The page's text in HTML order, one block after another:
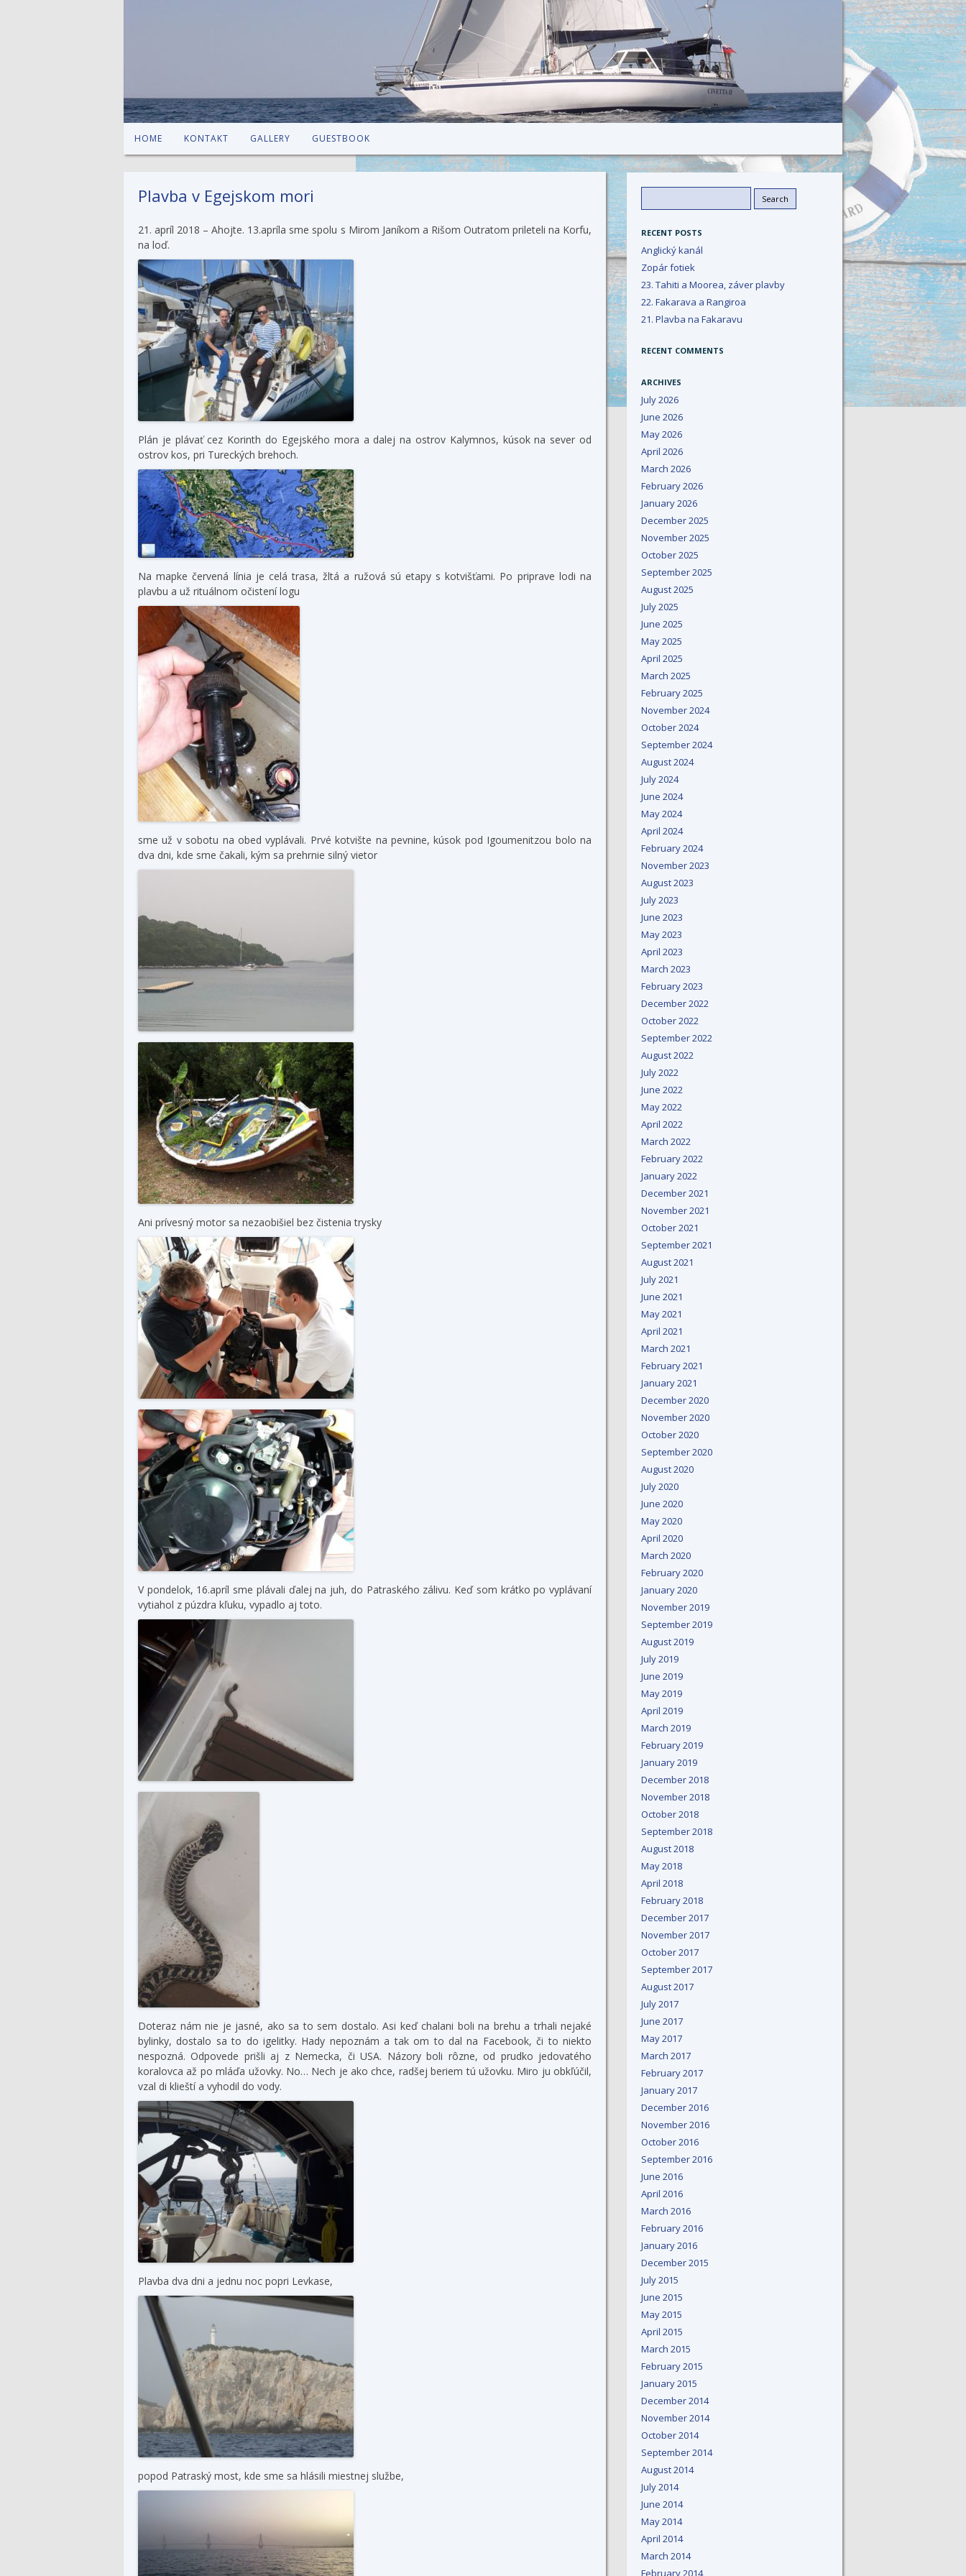
Skip to content
HOME KONTAKT GALLERY GUESTBOOK
Plavba v Egejskom mori
21. apríl 2018 – Ahojte. 13.apríla sme spolu s Mirom Janíkom a Rišom Outratom prileteli na Korfu,
na loď.
Plán je plávať cez Korinth do Egejského mora a dalej na ostrov Kalymnos, kúsok na sever od
ostrov kos, pri Tureckých brehoch.
Na mapke červená línia je celá trasa, žltá a ružová sú etapy s kotvišťami. Po priprave lodi na
plavbu a už rituálnom očistení logu
sme už v sobotu na obed vyplávali. Prvé kotvište na pevnine, kúsok pod Igoumenitzou bolo na
dva dni, kde sme čakali, kým sa prehrnie silný vietor
Ani prívesný motor sa nezaobišiel bez čistenia trysky
V pondelok, 16.apríl sme plávali ďalej na juh, do Patraského zálivu. Keď som krátko po vyplávaní
vytiahol z púzdra kľuku, vypadlo aj toto.
Doteraz nám nie je jasné, ako sa to sem dostalo. Asi keď chalani boli na brehu a trhali nejaké
bylinky, dostalo sa to do igelitky. Hady nepoznám a tak om to dal na Facebook, či to niekto
nespozná. Odpovede prišli aj z Nemecka, či USA. Názory boli rôzne, od prudko jedovatého
koralovca až po mláďa užovky. No… Nech je ako chce, radšej beriem tú užovku. Miro ju obkľúčil,
vzal di klieští a vyhodil do vody.
Plavba dva dni a jednu noc popri Levkase,
popod Patraský most, kde sme sa hlásili miestnej službe,
for:
RECENT POSTS
Anglický kanál
Zopár fotiek
23. Tahiti a Moorea, záver plavby
22. Fakarava a Rangiroa
21. Plavba na Fakaravu
RECENT COMMENTS
ARCHIVES
July 2026
June 2026
May 2026
April 2026
March 2026
February 2026
January 2026
December 2025
November 2025
October 2025
September 2025
August 2025
July 2025
June 2025
May 2025
April 2025
March 2025
February 2025
November 2024
October 2024
September 2024
August 2024
July 2024
June 2024
May 2024
April 2024
February 2024
November 2023
August 2023
July 2023
June 2023
May 2023
April 2023
March 2023
February 2023
December 2022
October 2022
September 2022
August 2022
July 2022
June 2022
May 2022
April 2022
March 2022
February 2022
January 2022
December 2021
November 2021
October 2021
September 2021
August 2021
July 2021
June 2021
May 2021
April 2021
March 2021
February 2021
January 2021
December 2020
November 2020
October 2020
September 2020
August 2020
July 2020
June 2020
May 2020
April 2020
March 2020
February 2020
January 2020
November 2019
September 2019
August 2019
July 2019
June 2019
May 2019
April 2019
March 2019
February 2019
January 2019
December 2018
November 2018
October 2018
September 2018
August 2018
May 2018
April 2018
February 2018
December 2017
November 2017
October 2017
September 2017
August 2017
July 2017
June 2017
May 2017
March 2017
February 2017
January 2017
December 2016
November 2016
October 2016
September 2016
June 2016
April 2016
March 2016
February 2016
January 2016
December 2015
July 2015
June 2015
May 2015
April 2015
March 2015
February 2015
January 2015
December 2014
November 2014
October 2014
September 2014
August 2014
July 2014
June 2014
May 2014
April 2014
March 2014
February 2014